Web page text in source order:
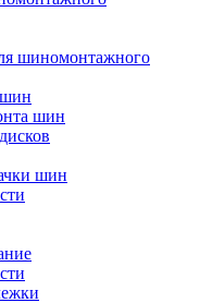
шиномонтажного
шин
шин
шин